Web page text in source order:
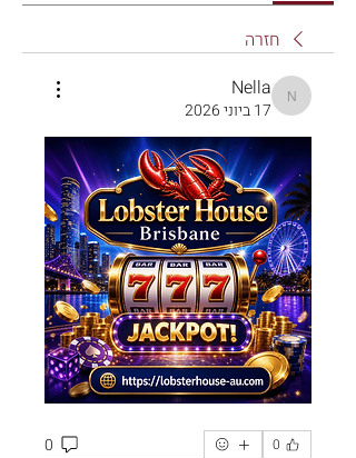
חזרה
Nella
Nella
17 ביוני 2026
0
0